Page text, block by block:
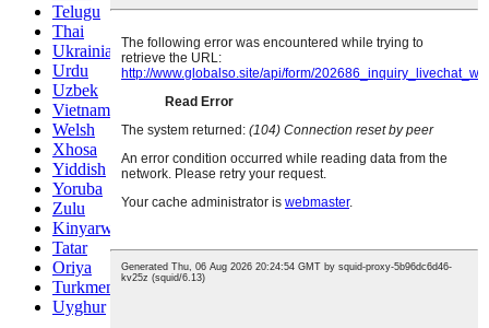
Telugu
Thai
Ukrainian
Urdu
Uzbek
Vietnamese
Welsh
Xhosa
Yiddish
Yoruba
Zulu
Kinyarwanda
Tatar
Oriya
Turkmen
Uyghur